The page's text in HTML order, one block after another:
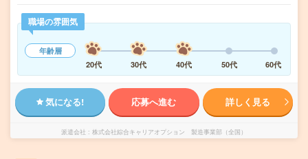
職場の雰囲気
年齢層
20代
30代 40代 50代 60代
気になる! 応募へ進む 詳しく見る
派遣会社 株式会社綜合キャリアオプション 製造事業部（全国）